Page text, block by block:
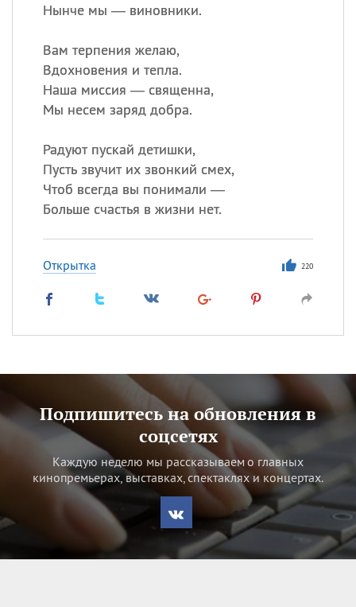
Нынче мы — виновники.
Вам терпения желаю,
Вдохновения и тепла.
Наша миссия — священна,
Мы несем заряд добра.
Радуют пускай детишки,
Пусть звучит их звонкий смех,
Чтоб всегда вы понимали —
Больше счастья в жизни нет.
Открытка 220
Подпишитесь на обновления в
соцсетях
Каждую неделю мы рассказываем о главных
кинопремьерах, выставках, спектаклях и концертах.